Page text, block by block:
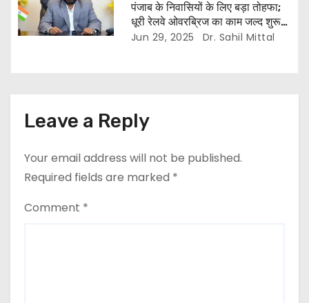
पंजाब के निवासियों के लिए बड़ा तोहफा;
धूरी रेलवे ओवरब्रिज का काम जल्द शुरू
होगा: मुख्यमंत्री
Jun 29, 2025 Dr. Sahil Mittal
Leave a Reply
Your email address will not be published.
Required fields are marked *
Comment *